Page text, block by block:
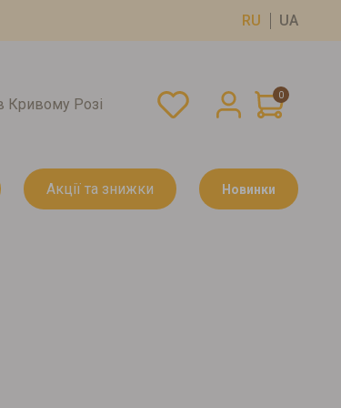
RU UA
Кривому Розі
0
Акції та знижки Новинки